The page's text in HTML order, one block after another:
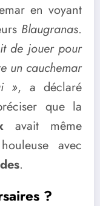
en voyant
Blaugranas.
de jouer pour
un cauchemar
», a déclaré
que la
avait même
avec
.
?